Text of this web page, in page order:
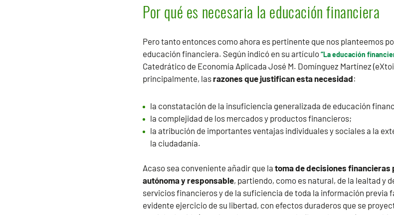
Por qué es necesaria la educación financiera
Pero tanto entonces como ahora es pertinente que nos planteemos
educación financiera. Según indicó en su artículo“La educación
Catedrático de Economía Aplicada José M. Domínguez Martínez
principalmente, lasrazones que justifican esta necesidad:
la constatación de la insuficiencia generalizada de educación
la complejidad de los mercados y productos financieros;
la atribución de importantes ventajas individuales y sociales a la
la ciudadanía.
Acaso sea conveniente añadir que la toma de decisiones financieras
autónoma y responsable, partiendo, como es natural, de la lealtad y
servicios financieros y de la suficiencia de toda la información previa
evidente ejercicio de su libertad, con efectos duraderos que se